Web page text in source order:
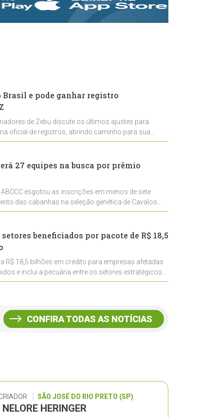
rastreabilidade e
rigor técnico para
Brasil e pode ganhar registro
de Zebu discute os últimos ajustes para
oficial de registros, abrindo caminho para sua
27 equipes na busca por prêmio
esgotou as inscrições em menos de sete
das cabanhas na seleção genética de Cavalos
beneficiados por pacote de R$ 18,5
R$ 18,5 bilhões em crédito para empresas afetadas
e inclui a pecuária entre os setores estratégicos
CONFIRA TODAS AS NOTÍCIAS
SÃO JOSÉ DO RIO PRETO (SP)
HERINGER